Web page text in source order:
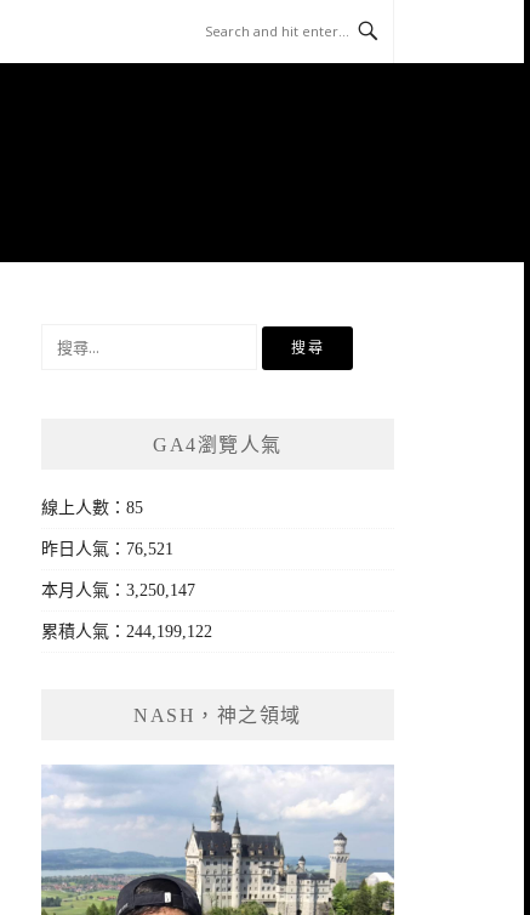
GA4瀏覽人氣
線上人數：85
昨日人氣：76,521
本月人氣：3,250,147
累積人氣：244,199,122
NASH，神之領域